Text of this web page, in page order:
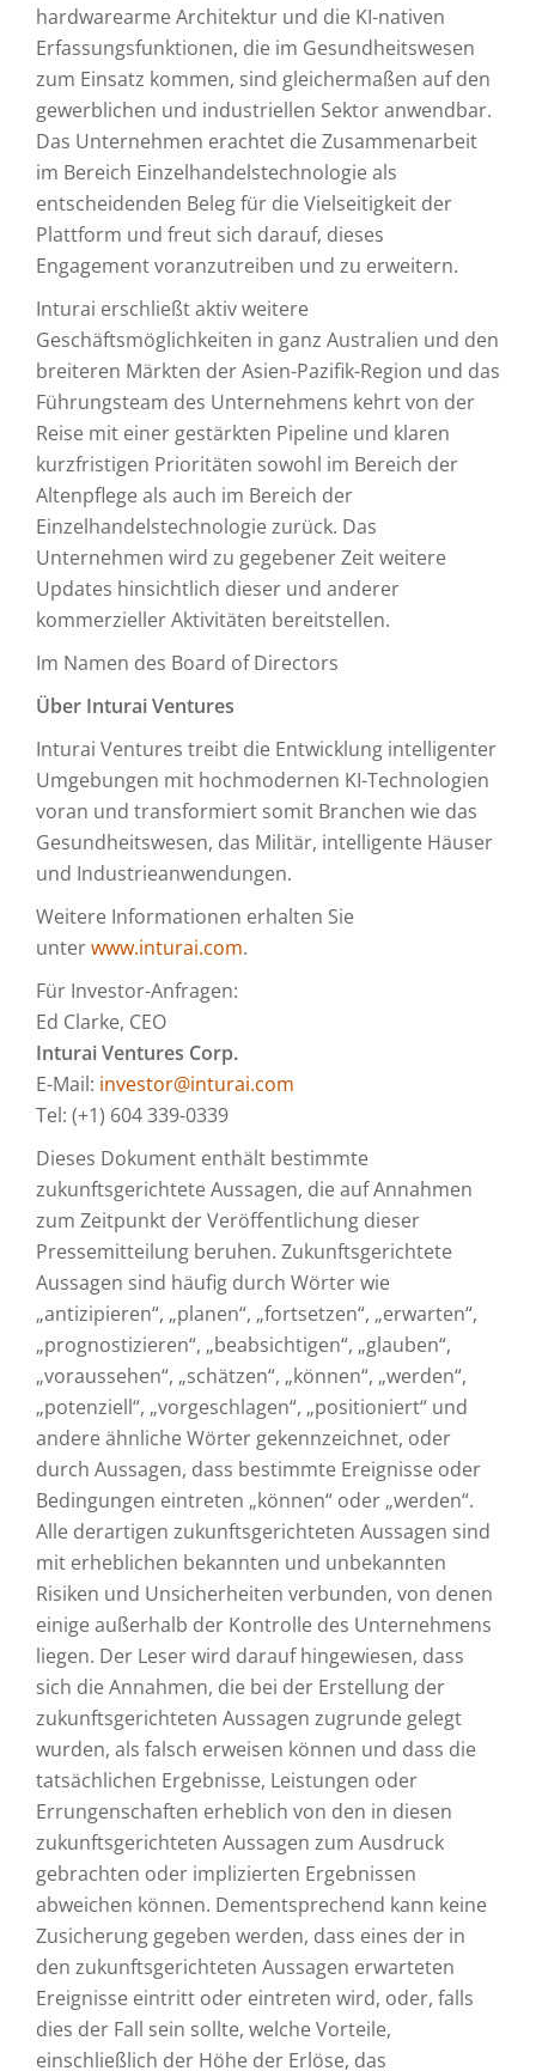
hardwarearme Architektur und die KI-nativen
Erfassungsfunktionen, die im Gesundheitswesen
zum Einsatz kommen, sind gleichermaßen auf den
gewerblichen und industriellen Sektor anwendbar.
Das Unternehmen erachtet die Zusammenarbeit
im Bereich Einzelhandelstechnologie als
entscheidenden Beleg für die Vielseitigkeit der
Plattform und freut sich darauf, dieses
Engagement voranzutreiben und zu erweitern.
Inturai erschließt aktiv weitere
Geschäftsmöglichkeiten in ganz Australien und den
breiteren Märkten der Asien-Pazifik-Region und das
Führungsteam des Unternehmens kehrt von der
Reise mit einer gestärkten Pipeline und klaren
kurzfristigen Prioritäten sowohl im Bereich der
Altenpflege als auch im Bereich der
Einzelhandelstechnologie zurück. Das
Unternehmen wird zu gegebener Zeit weitere
Updates hinsichtlich dieser und anderer
kommerzieller Aktivitäten bereitstellen.
Im Namen des Board of Directors
Über Inturai Ventures
Inturai Ventures treibt die Entwicklung intelligenter
Umgebungen mit hochmodernen KI-Technologien
voran und transformiert somit Branchen wie das
Gesundheitswesen, das Militär, intelligente Häuser
und Industrieanwendungen.
Weitere Informationen erhalten Sie
unterwww.inturai.com.
Für Investor-Anfragen:
Ed Clarke, CEO
Inturai Ventures Corp.
E-Mail: investor@inturai.com
Tel: (+1) 604 339-0339
Dieses Dokument enthält bestimmte
zukunftsgerichtete Aussagen, die auf Annahmen
zum Zeitpunkt der Veröffentlichung dieser
Pressemitteilung beruhen. Zukunftsgerichtete
Aussagen sind häufig durch Wörter wie
„antizipieren“, „planen“, „fortsetzen“, „erwarten“,
„prognostizieren“, „beabsichtigen“, „glauben“,
„voraussehen“, „schätzen“, „können“, „werden“,
„potenziell“, „vorgeschlagen“, „positioniert“ und
andere ähnliche Wörter gekennzeichnet, oder
durch Aussagen, dass bestimmte Ereignisse oder
Bedingungen eintreten „können“ oder „werden“.
Alle derartigen zukunftsgerichteten Aussagen sind
mit erheblichen bekannten und unbekannten
Risiken und Unsicherheiten verbunden, von denen
einige außerhalb der Kontrolle des Unternehmens
liegen. Der Leser wird darauf hingewiesen, dass
sich die Annahmen, die bei der Erstellung der
zukunftsgerichteten Aussagen zugrunde gelegt
wurden, als falsch erweisen können und dass die
tatsächlichen Ergebnisse, Leistungen oder
Errungenschaften erheblich von den in diesen
zukunftsgerichteten Aussagen zum Ausdruck
gebrachten oder implizierten Ergebnissen
abweichen können. Dementsprechend kann keine
Zusicherung gegeben werden, dass eines der in
den zukunftsgerichteten Aussagen erwarteten
Ereignisse eintritt oder eintreten wird, oder, falls
dies der Fall sein sollte, welche Vorteile,
einschließlich der Höhe der Erlöse, das